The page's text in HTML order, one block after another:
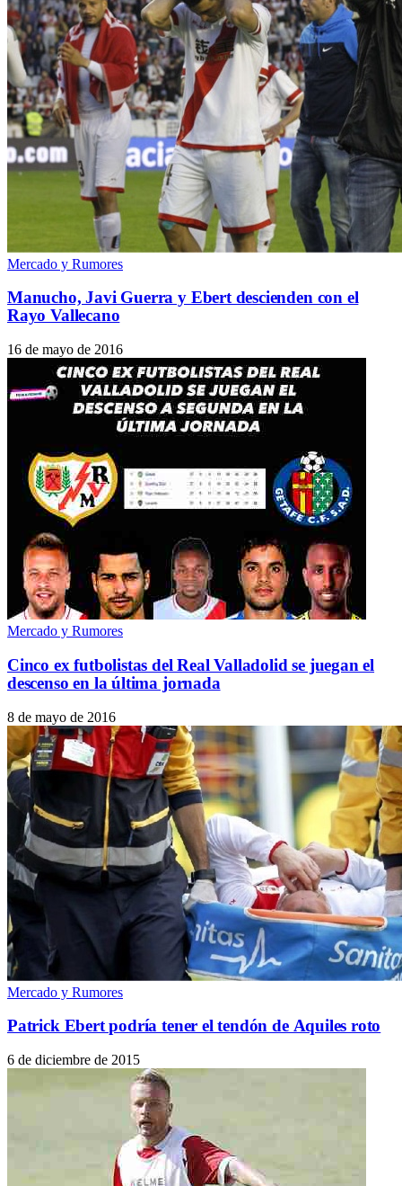
Mercado y Rumores
Manucho, Javi Guerra y Ebert descienden con el
Rayo Vallecano
16 de mayo de 2016
Mercado y Rumores
Cinco ex futbolistas del Real Valladolid se juegan el
descenso en la última jornada
8 de mayo de 2016
Mercado y Rumores
Patrick Ebert podría tener el tendón de Aquiles roto
6 de diciembre de 2015